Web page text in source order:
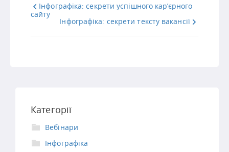
Інфографіка: секрети успішного кар’єрного
сайту
Інфографіка: секрети тексту вакансії
Категорії
Вебінари
Інфографіка